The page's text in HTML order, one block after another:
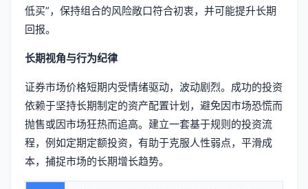
低买”，保持组合的风险敞口符合初衷，并可能提升长期
回报。
长期视角与行为纪律
证券市场价格短期内受情绪驱动，波动剧烈。成功的投资
依赖于坚持长期制定的资产配置计划，避免因市场恐慌而
抛售或因市场狂热而追高。建立一套基于规则的投资流
程，例如定期定额投资，有助于克服人性弱点，平滑成
本，捕捉市场的长期增长趋势。